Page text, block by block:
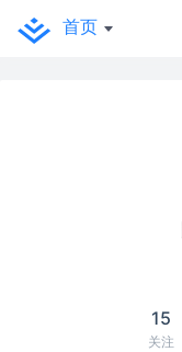
首页
15
关注